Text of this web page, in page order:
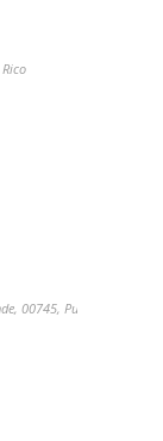
00745, Puerto Rico